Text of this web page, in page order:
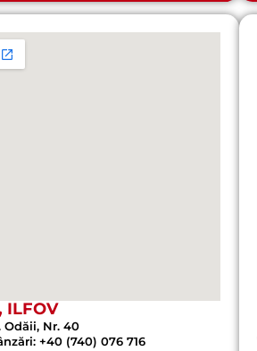
ILFOV
Odăii, Nr. 40
+40 (740) 076 716